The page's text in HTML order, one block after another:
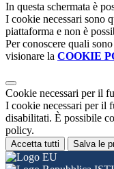
In questa schermata è
I cookie necessari sono
piattaforma e non è
Per conoscere quali
visionare la COOKIE
Cookie necessari per il
I cookie necessari per il
disabilitati. È possibile
policy.
Accetta tutti Salva le